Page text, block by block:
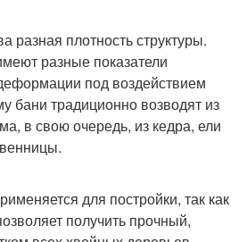
разная плотность структуры.
разные показатели
под воздействием
бани традиционно возводят из
в свою очередь, из кедра, ели
для постройки, так как
получить прочный,